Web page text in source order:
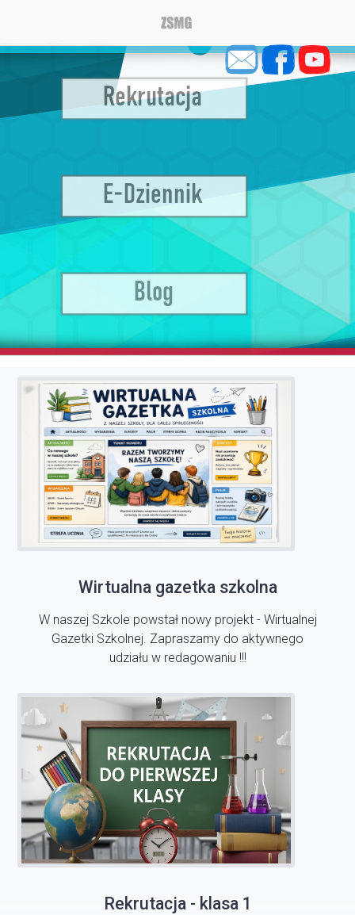
Wirtualna gazetka szkolna
W naszej Szkole powstał nowy projekt - Wirtualnej
Gazetki Szkolnej. Zapraszamy do aktywnego
udziału w redagowaniu !!!
Rekrutacja - klasa 1